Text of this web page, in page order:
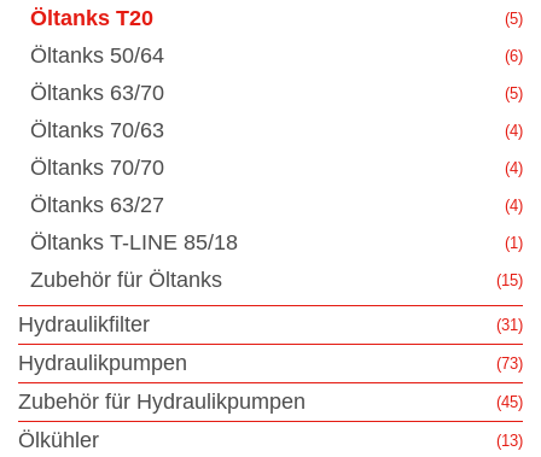
Öltanks T20 (5)
Öltanks 50/64 (6)
Öltanks 63/70 (5)
Öltanks 70/63 (4)
Öltanks 70/70 (4)
Öltanks 63/27 (4)
Öltanks T-LINE 85/18 (1)
Zubehör für Öltanks (15)
Hydraulikfilter (31)
Hydraulikpumpen (73)
Zubehör für Hydraulikpumpen (45)
Ölkühler (13)